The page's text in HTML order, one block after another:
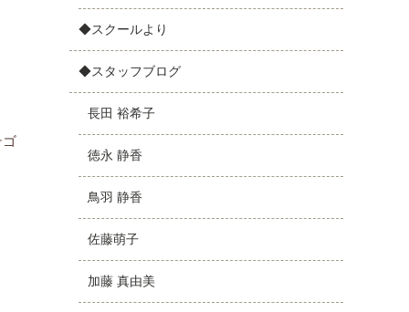
ゴ
◆スクールより
◆スタッフブログ
長田 裕希子
徳永 静香
鳥羽 静香
佐藤萌子
加藤 真由美